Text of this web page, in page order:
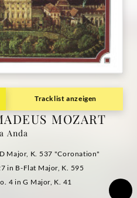
Tracklist anzeigen
MOZART
Anda
Major, K. 537 "Coronation"
in B-Flat Major, K. 595
4 in G Major, K. 41